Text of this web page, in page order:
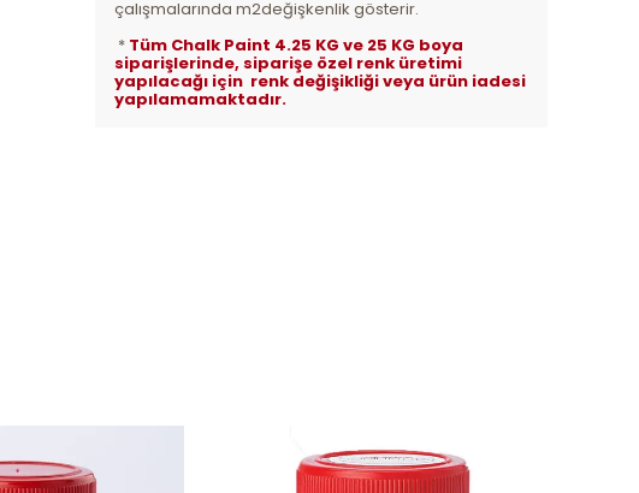
çalışmalarında m2değişkenlik gösterir.
* Tüm Chalk Paint 4.25 KG ve 25 KG boya
siparişlerinde, siparişe özel renk üretimi
yapılacağı için renk değişikliği veya ürün iadesi
yapılamamaktadır.